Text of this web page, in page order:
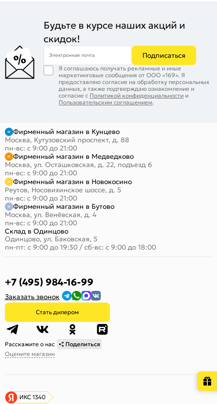
Будьте в курсе наших акций и
скидок!
Электронная почта Подписаться
Я соглашаюсь получать рекламные и иные
маркетинговые сообщения от ООО «169». Я
предоставляю согласие на обработку персональных
данных, а также подтверждаю ознакомление и
согласие с Политикой конфиденциальности и
Пользовательским соглашением.
Фирменный магазин в Кунцево
Москва, Кутузовский проспект, д. 88
пн-вс: с 9:00 до 21:00
Фирменный магазин в Медведково
Москва, ул. Осташковская, д. 22, подъезд 6
пн-вс: с 9:00 до 21:00
Фирменный магазин в Новокосино
Реутов, Носовихинское шоссе, д. 5
пн-вс: с 9:00 до 21:00
Фирменный магазин в Бутово
Москва, ул. Венёвская, д. 4
пн-вс: с 9:00 до 21:00
Склад в Одинцово
Одинцово, ул. Баковская, 5
пн-пт: с 9:00 до 19:30 / сб-вс: с 9:00 до 18:00
+7 (495) 984-16-99
Заказать звонок
Стать дилером
Расскажите о нас
Поделиться
Оцените магазин
ИКС 1340